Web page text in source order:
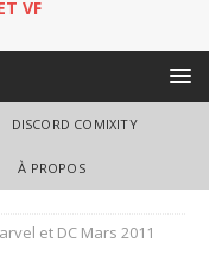
VF
DISCORD COMIXITY
À PROPOS
et DC Mars 2011